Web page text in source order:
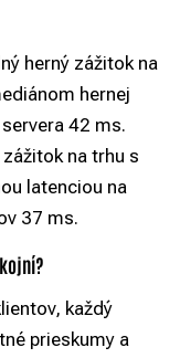
herný zážitok na
hernej
42 ms.
na trhu s
latenciou na
37 ms.
každý
prieskumy a